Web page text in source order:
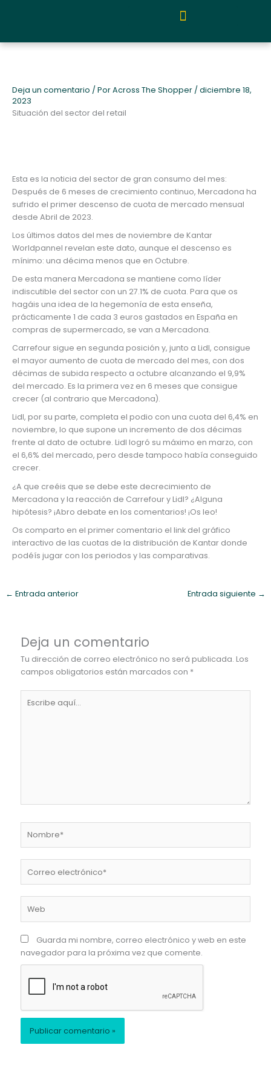
Deja un comentario / PorAcross The Shopper / diciembre 18,
2023
Situación del sector del retail
Esta es la noticia del sector de gran consumo del mes:
Después de 6 meses de crecimiento continuo, Mercadona ha
sufrido el primer descenso de cuota de mercado mensual
desde Abril de 2023.
Los últimos datos del mes de noviembre de Kantar
Worldpannel revelan este dato, aunque el descenso es
mínimo: una décima menos que en Octubre.
De esta manera Mercadona se mantiene como líder
indiscutible del sector con un 27.1% de cuota. Para que os
hagáis una idea de la hegemonía de esta enseña,
prácticamente 1 de cada 3 euros gastados en España en
compras de supermercado, se van a Mercadona.
Carrefour sigue en segunda posición y, junto a Lidl, consigue
el mayor aumento de cuota de mercado del mes, con dos
décimas de subida respecto a octubre alcanzando el 9,9%
del mercado. Es la primera vez en 6 meses que consigue
crecer (al contrario que Mercadona).
Lidl, por su parte, completa el podio con una cuota del 6,4% en
noviembre, lo que supone un incremento de dos décimas
frente al dato de octubre. Lidl logró su máximo en marzo, con
el 6,6% del mercado, pero desde tampoco había conseguido
crecer.
¿A que creéis que se debe este decrecimiento de
Mercadona y la reacción de Carrefour y Lidl? ¿Alguna
hipótesis? ¡Abro debate en los comentarios! ¡Os leo!
Os comparto en el primer comentario el link del gráfico
interactivo de las cuotas de la distribución de Kantar donde
podéís jugar con los periodos y las comparativas.
← Entrada anterior Entrada siguiente →
Deja un comentario
Tu dirección de correo electrónico no será publicada. Los
campos obligatorios están marcados con *
aquí...
electrónico*
Guarda mi nombre, correo electrónico y web en este
navegador para la próxima vez que comente.